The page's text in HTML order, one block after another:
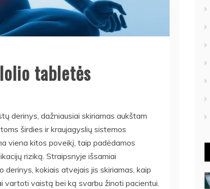
tabletės
derinys, dažniausiai skiriamas aukštam
širdies ir kraujagyslių sistemos
viena kitos poveikį, taip padėdamos
riziką. Straipsnyje išsamiai
kokiais atvejais jis skiriamas, kaip
vartoti vaistą bei ką svarbu žinoti pacientui.